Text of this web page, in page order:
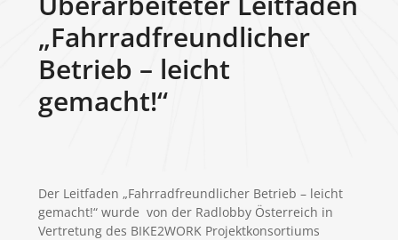
„Fahrradfreundlicher
Betrieb – leicht
gemacht!“
Der Leitfaden „Fahrradfreundlicher Betrieb – leicht
gemacht!“ wurde von der Radlobby Österreich in
Vertretung des BIKE2WORK Projektkonsortiums